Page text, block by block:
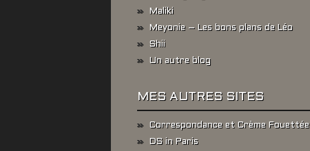
Maliki
Meyonie – Les bons plans de Léo
Shii
Un autre blog
MES AUTRES SITES
Correspondance et Crème Fouettée
DS in Paris